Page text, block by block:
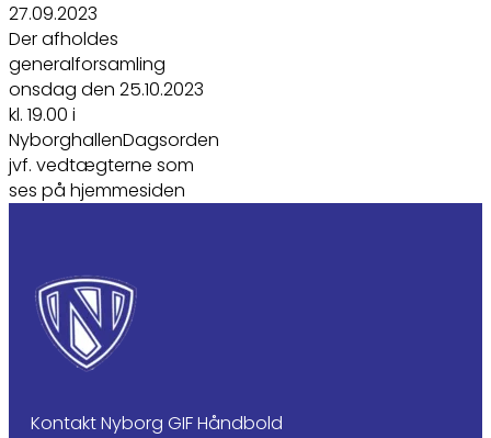
27.09.2023
Der afholdes
generalforsamling
onsdag den 25.10.2023
kl. 19.00 i
NyborghallenDagsorden
jvf. vedtægterne som
ses på hjemmesiden
Kontakt Nyborg GIF Håndbold